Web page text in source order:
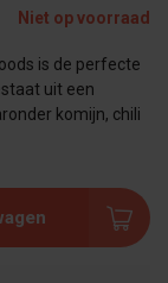
Niet op voorraad
is de perfecte
uit een
komijn, chili